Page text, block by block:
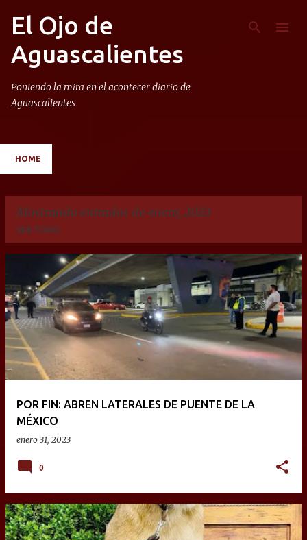
Ir al contenido principal
El Ojo de
Aguascalientes
Poniendo la mira en el acontecer diario de
Aguascalientes
HOME
Mostrando entradas de enero, 2023
VER TODO
n
t
r
a
d
POR FIN: ABREN LATERALES DE PUENTE DE LA
MÉXICO
enero 31, 2023
0